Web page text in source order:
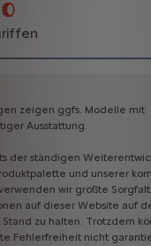
zeigen ggfs. Modelle mit
Ausstattung.
der ständigen
und unserer
wir größte Sorgfalt
auf dieser Website auf
Stand zu halten. Trotzdem
Fehlerfreiheit nicht